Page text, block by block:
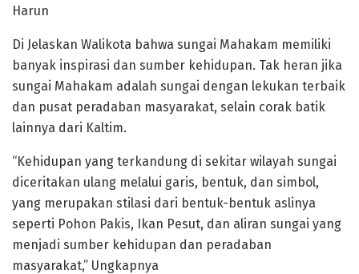
Harun
Di Jelaskan Walikota bahwa sungai Mahakam memiliki
banyak inspirasi dan sumber kehidupan. Tak heran jika
sungai Mahakam adalah sungai dengan lekukan terbaik
dan pusat peradaban masyarakat, selain corak batik
lainnya dari Kaltim.
“Kehidupan yang terkandung di sekitar wilayah sungai
diceritakan ulang melalui garis, bentuk, dan simbol,
yang merupakan stilasi dari bentuk-bentuk aslinya
seperti Pohon Pakis, Ikan Pesut, dan aliran sungai yang
menjadi sumber kehidupan dan peradaban
masyarakat,” Ungkapnya